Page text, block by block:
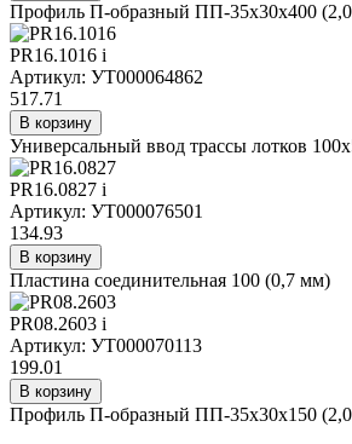
Профиль П-образный ПП-35х30х400
PR16.1016 i
Артикул: УТ000064862
517.71
В корзину
Универсальный ввод трассы лотков
PR16.0827 i
Артикул: УТ000076501
134.93
В корзину
Пластина соединительная 100 (0,7 мм)
PR08.2603 i
Артикул: УТ000070113
199.01
В корзину
Профиль П-образный ПП-35х30х150